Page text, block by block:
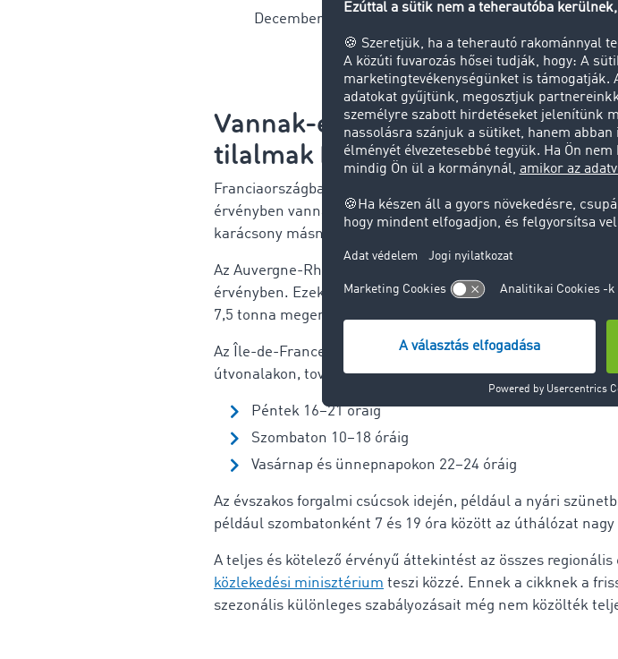
December
Vannak-e regionális és
tilalmak Franciaországban?
Franciaországban a nemzeti szabályozások mellett
érvényben vannak. Így például az Elzász és Moselle
karácsony másnapján.
Az Auvergne-Rhône-Alpes régióban a téli szezonban
érvényben. Ezek különösen februárban és március elején
7,5 tonna megengedett össztömeget meghaladó
Az Île-de-France régióban (Párizs nagyvárosi területe)
útvonalakon, további behajtási tilalmak érvényesek Párizs
Péntek 16–21 óráig
Szombaton 10–18 óráig
Vasárnap és ünnepnapokon 22–24 óráig
Az évszakos forgalmi csúcsok idején, például a nyári
például szombatonként 7 és 19 óra között az úthálózat nagy
A teljes és kötelező érvényű áttekintést az összes
közlekedési minisztérium teszi közzé. Ennek a cikknek a
szezonális különleges szabályozásait még nem közölték